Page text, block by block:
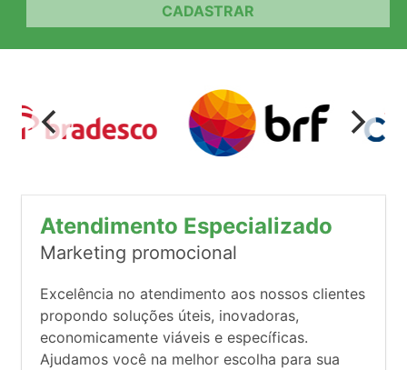
CADASTRAR
Atendimento Especializado
Marketing promocional
Excelência no atendimento aos nossos clientes
propondo soluções úteis, inovadoras,
economicamente viáveis e específicas.
Ajudamos você na melhor escolha para sua